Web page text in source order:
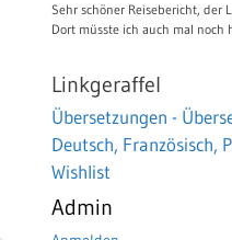
Sehr schöner Reisebericht, der
Dort müsste ich auch mal noch
Linkgeraffel
Übersetzungen -
Deutsch, Französisch,
Wishlist
Admin